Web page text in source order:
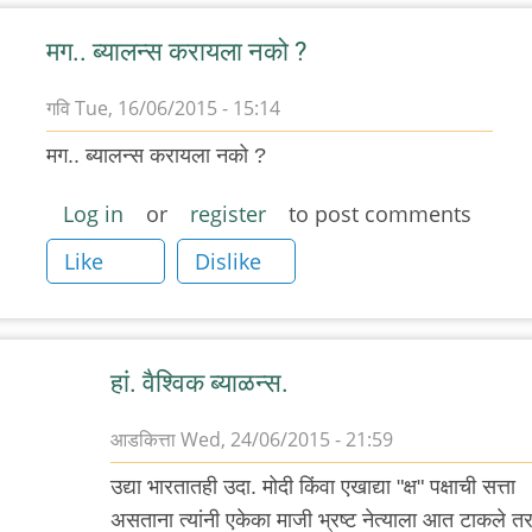
मग.. ब्यालन्स करायला नको ?
गविTue, 16/06/2015 - 15:14
In
गविंनी
तातडीने
केलेला
मग.. ब्यालन्स करायला नको ?
Log in or register
to post comments
Like
Dislike
हां. वैश्विक ब्याळन्स.
आडकित्ताWed, 24/06/2015 - 21:59
In
उद्या भारतातही उदा. मोदी किंवा एखाद्या "क्ष" पक्षाची सत्ता
असताना त्यांनी एकेका माजी भ्रष्ट नेत्याला आत टाकले